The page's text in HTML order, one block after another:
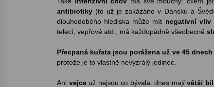
antibiotiky (to už je zakázáno v Dánsku a
dlouhodobého hlediska může mít negativní vliv
telecí, vepřové atd., má každopádně všeobecně
Přecpaná kuřata jsou porážena už ve 45
protože je to vlastně nevyzrálý jedinec.
Ani vejceuž nejsou co bývala: dnes majívětší